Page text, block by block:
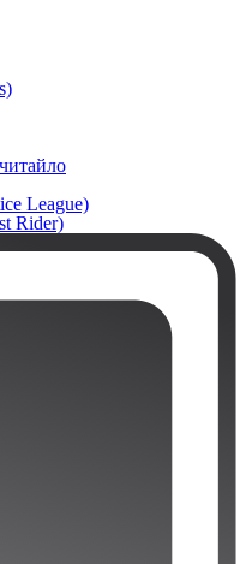
League)
Rider)